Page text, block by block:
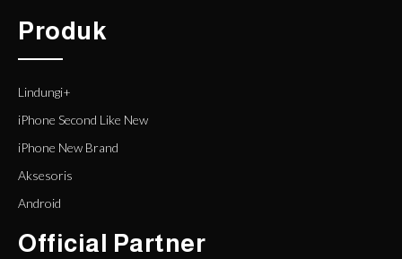
Produk
Lindungi+
iPhone Second Like New
iPhone New Brand
Aksesoris
Android
Official Partner